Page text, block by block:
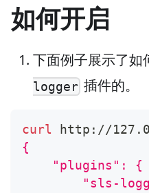
如何开启
下面例子展示了如
logger 插件的。
curl http://
{
    "plugins": {
"sls-